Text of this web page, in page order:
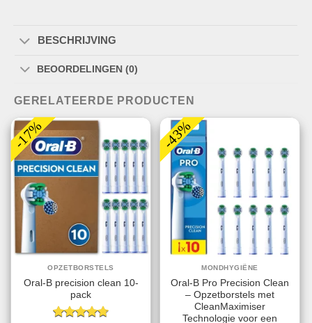
BESCHRIJVING
BEOORDELINGEN (0)
GERELATEERDE PRODUCTEN
-17%
OPZETBORSTELS
Oral-B precision clean 10-
pack
-43%
MONDHYGIËNE
Oral-B Pro Precision Clean
– Opzetborstels met
CleanMaximiser
Technologie voor een